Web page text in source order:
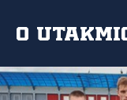
O